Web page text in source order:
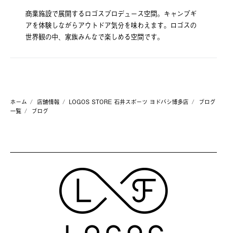
商業施設で展開するロゴスプロデュース空間。キャンプギ
アを体験しながらアウトドア気分を味わえます。ロゴスの
世界観の中、家族みんなで楽しめる空間です。
ホーム 店舗情報 LOGOS STORE 石井スポーツ ヨドバシ博多店
ブログ
一覧
ブログ